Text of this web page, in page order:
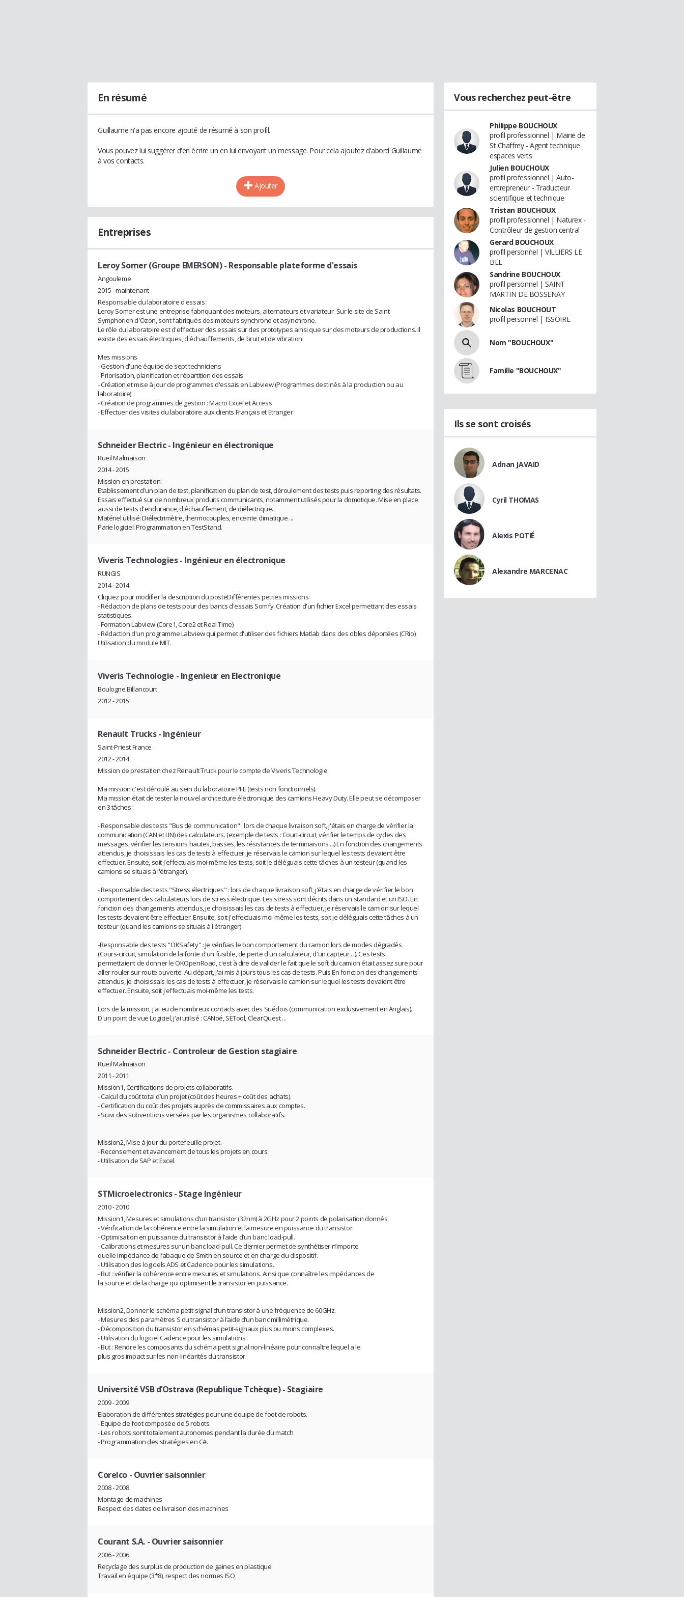
En résumé
Guillaume n'a pas encore ajouté de résumé à son profil.
Vous pouvez lui suggérer d'en écrire un en lui envoyant un message. Pour cela ajoutez d'abord Guillaume
à vos contacts.
Ajouter
Entreprises
Leroy Somer (Groupe EMERSON)- Responsable plateforme d'essais
Angouleme
2015 - maintenant
Responsable du laboratoire d'essais :
Leroy Somer est une entreprise fabriquant des moteurs, alternateurs et variateur. Sur le site de Saint
Symphorien d'Ozon, sont fabriqués des moteurs synchrone et asynchrone.
Le rôle du laboratoire est d'effectuer des essais sur des prototypes ainsi que sur des moteurs de productions. Il
existe des essais électriques, d'échauffements, de bruit et de vibration.
Mes missions
- Gestion d'une équipe de sept techniciens
- Priorisation, planification et répartition des essais
- Création et mise à jour de programmes d'essais en Labview (Programmes destinés à la production ou au
laboratoire)
- Création de programmes de gestion : Macro Excel et Access
- Effectuer des visites du laboratoire aux clients Français et Etranger
Schneider Electric- Ingénieur en électronique
Rueil Malmaison
2014 - 2015
Mission en prestation:
Etablissement d'un plan de test, planification du plan de test, déroulement des tests puis reporting des résultats.
Essais effectué sur de nombreux produits communicants, notamment utilisés pour la domotique. Mise en place
aussi de tests d'endurance, d'échauffement, de diélectrique...
Matériel utilisé: Diélectrimètre, thermocouples, enceinte climatique ...
Parie logiciel: Programmation en TestStand.
Viveris Technologies- Ingénieur en électronique
RUNGIS
2014 - 2014
Cliquez pour modifier la description du posteDifférentes petites missions:
- Rédaction de plans de tests pour des bancs d'essais Somfy. Création d'un fichier Excel permettant des essais
statistiques.
- Formation Labview (Core1, Core2 et Real Time)
- Rédaction d'un programme Labview qui permet d'utiliser des fichiers Matlab dans des cibles déportées (CRio).
Utilisation du module MIT.
Viveris Technologie - Ingenieur en Electronique
Boulogne Billancourt
2012 - 2015
Renault Trucks- Ingénieur
Saint-Priest France
2012 - 2014
Mission de prestation chez Renault Truck pour le compte de Viveris Technologie.
Ma mission c'est déroulé au sein du laboratoire PFE (tests non fonctionnels).
Ma mission était de tester la nouvel architecture électronique des camions Heavy Duty. Elle peut se décomposer
en 3 tâches :
- Responsable des tests "Bus de communication" : lors de chaque livraison soft, j'étais en charge de vérifier la
communication (CAN et LIN) des calculateurs. (exemple de tests : Court-circuit, vérifier le temps de cycles des
messages, vérifier les tensions hautes, basses, les résistances de terminaisons ...) En fonction des changements
attendus, je choisissais les cas de tests à effectuer, je réservais le camion sur lequel les tests devaient être
effectuer. Ensuite, soit j'effectuais moi-même les tests, soit je déléguais cette tâches à un testeur (quand les
camions se situais à l'étranger).
- Responsable des tests "Stress électriques" : lors de chaque livraison soft, j'étais en charge de vérifier le bon
comportement des calculateurs lors de stress électrique. Les stress sont décrits dans un standard et un ISO. En
fonction des changements attendus, je choisissais les cas de tests à effectuer, je réservais le camion sur lequel
les tests devaient être effectuer. Ensuite, soit j'effectuais moi-même les tests, soit je déléguais cette tâches à un
testeur (quand les camions se situais à l'étranger).
-Responsable des tests "OKSafety" : Je vérifiais le bon comportement du camion lors de modes dégradés
(Cours-circuit, simulation de la fonte d'un fusible, de perte d'un calculateur, d'un capteur ...). Ces tests
permettaient de donner le OKOpenRoad, c'est à dire de valider le fait que le soft du camion était assez sure pour
aller rouler sur route ouverte. Au départ, j'ai mis à jours tous les cas de tests. Puis En fonction des changements
attendus, je choisissais les cas de tests à effectuer, je réservais le camion sur lequel les tests devaient être
effectuer. Ensuite, soit j'effectuais moi-même les tests.
Lors de la mission, j'ai eu de nombreux contacts avec des Suédois (communication exclusivement en Anglais).
D'un point de vue Logiciel, j'ai utilisé : CANoé, SETool, ClearQuest ...
Schneider Electric- Controleur de Gestion stagiaire
Rueil Malmaison
2011 - 2011
Mission1, Certifications de projets collaboratifs.
- Calcul du coût total d’un projet (coût des heures + coût des achats).
- Certification du coût des projets auprès de commissaires aux comptes.
- Suivi des subventions versées par les organismes collaboratifs.
Mission2, Mise à jour du portefeuille projet.
- Recensement et avancement de tous les projets en cours.
- Utilisation de SAP et Excel.
STMicroelectronics- Stage Ingénieur
2010 - 2010
Mission1, Mesures et simulations d’un transistor (32nm) à 2GHz pour 2 points de polarisation donnés.
- Vérification de la cohérence entre la simulation et la mesure en puissance du transistor.
- Optimisation en puissance du transistor à l’aide d’un banc load-pull.
- Calibrations et mesures sur un banc load-pull. Ce dernier permet de synthétiser n’importe
quelle impédance de l’abaque de Smith en source et en charge du dispositif.
- Utilisation des logiciels ADS et Cadence pour les simulations.
- But : vérifier la cohérence entre mesures et simulations. Ainsi que connaître les impédances de
la source et de la charge qui optimisent le transistor en puissance.
Mission2, Donner le schéma petit-signal d’un transistor à une fréquence de 60GHz.
- Mesures des paramètres S du transistor à l’aide d’un banc millimétrique.
- Décomposition du transistor en schémas petit-signaux plus ou moins complexes.
- Utilisation du logiciel Cadence pour les simulations.
- But : Rendre les composants du schéma petit signal non-linéaire pour connaître lequel a le
plus gros impact sur les non-linéarités du transistor.
Université VSB d’Ostrava (Republique Tchèque)- Stagiaire
2009 - 2009
Elaboration de différentes stratégies pour une équipe de foot de robots.
- Equipe de foot composée de 5 robots.
- Les robots sont totalement autonomes pendant la durée du match.
- Programmation des stratégies en C#.
Corelco - Ouvrier saisonnier
2008 - 2008
Montage de machines
Respect des dates de livraison des machines
Courant S.A.- Ouvrier saisonnier
2006 - 2006
Recyclage des surplus de production de gaines en plastique
Travail en équipe (3*8), respect des normes ISO
Vous recherchez peut-être
Philippe BOUCHOUX
profil professionnel | Mairie de
St Chaffrey - Agent technique
espaces verts
Julien BOUCHOUX
profil professionnel | Auto-
entrepreneur - Traducteur
scientifique et technique
Tristan BOUCHOUX
profil professionnel | Naturex -
Contrôleur de gestion central
Gerard BOUCHOUX
profil personnel | VILLIERS LE
BEL
Sandrine BOUCHOUX
profil personnel | SAINT
MARTIN DE BOSSENAY
Nicolas BOUCHOUT
profil personnel | ISSOIRE
Nom "BOUCHOUX"
Famille "BOUCHOUX"
Ils se sont croisés
Adnan JAVAID
Cyril THOMAS
Alexis POTIÉ
Alexandre MARCENAC